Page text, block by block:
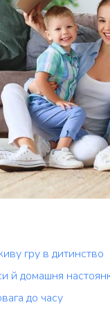
гру в дитинство
й домашня
до часу